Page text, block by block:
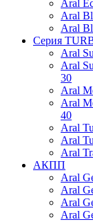
Aral
Aral
Aral
Серия
Aral
Aral
30
Aral
Aral
40
Aral
Aral
Aral
АКПП
Aral
Aral
Aral
Aral